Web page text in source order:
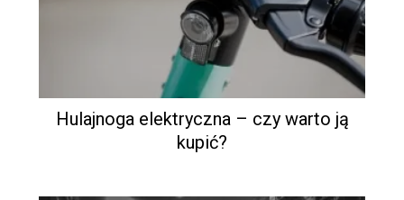
Hulajnoga elektryczna – czy warto ją
kupić?